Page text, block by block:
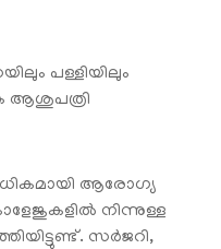
പള്ളിയിലും
ആശുപത്രി
ആരോഗ്യ
നിന്നുള്ള
സർജറി,